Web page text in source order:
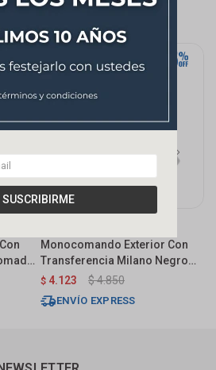
SUSCRIBIRME
interesar
Monocomando Exterior Con
Transferencia Milano Negro
Mate
$ 4.123 $4.850
ENVÍO EXPRESS